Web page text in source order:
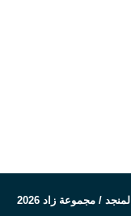
/ مجموعة زاد 2026